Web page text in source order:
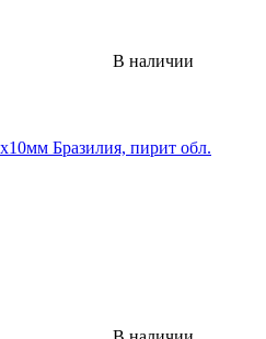
В наличии
Бразилия, пирит обл.